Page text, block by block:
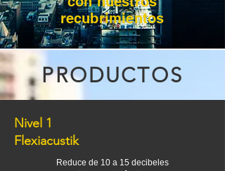
recubrimientos
PRODUCTOS
Nivel 1
Flexiacustik
Reduce de 10 a 15 decibeles